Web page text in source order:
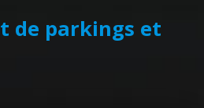
de parkings et